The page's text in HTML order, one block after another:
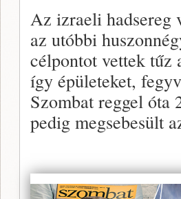
Az izraeli hadsereg
az utóbbi
célpontot vettek tűz
így épületeket,
Szombat reggel óta
pedig megsebesült